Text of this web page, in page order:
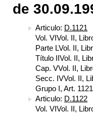
de
Articulo: D.1121
Vol. VIVol. II,
Parte LVol. II,
Título IIVol. II,
Cap. VVol. II,
Secc. IVVol. II,
Grupo I, Art. 1121
Articulo: D.1122
Vol. VIVol. II,